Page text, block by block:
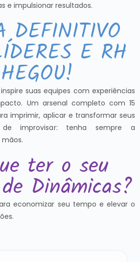
e impulsionar resultados.
DEFINITIVO
E RH
suas equipes com experiências
Um arsenal completo com 15
imprimir, aplicar e transformar seus
de improvisar: tenha sempre a
ter o seu
Dinâmicas?
economizar seu tempo e elevar o